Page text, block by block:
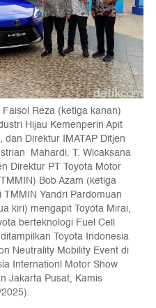
Reza (ketiga kanan)
Hijau Kemenperin Apit
Direktur IMATAP Ditjen
Mahardi. T. Wicaksana
Direktur PT Toyota Motor
Bob Azam (ketiga
Yandri Pardomuan
kiri) mengapit Toyota Mirai,
berteknologi Fuel Cell
Toyota Indonesia
Neutrality Mobility Event di
Internationl Motor Show
Jakarta Pusat, Kamis